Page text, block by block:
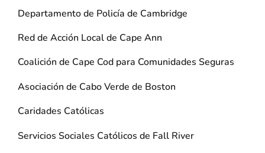
Departamento de Policía de Cambridge
Red de Acción Local de Cape Ann
Coalición de Cape Cod para Comunidades Seguras
Asociación de Cabo Verde de Boston
Caridades Católicas
Servicios Sociales Católicos de Fall River